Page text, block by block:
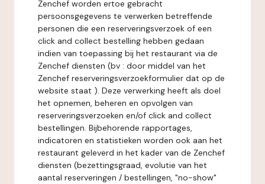
Zenchef worden ertoe gebracht
persoonsgegevens te verwerken betreffende
personen die een reserveringsverzoek of een
click and collect bestelling hebben gedaan
indien van toepassing bij het restaurant via de
Zenchef diensten (bv : door middel van het
Zenchef reserveringsverzoekformulier dat op de
website staat ). Deze verwerking heeft als doel
het opnemen, beheren en opvolgen van
reserveringsverzoeken en/of click and collect
bestellingen. Bijbehorende rapportages,
indicatoren en statistieken worden ook aan het
restaurant geleverd in het kader van de Zenchef
diensten (bezettingsgraad, evolutie van het
aantal reserveringen / bestellingen, "no-show"